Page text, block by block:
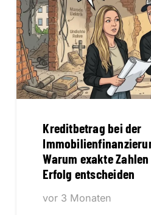
Kreditbetrag bei der
Warum exakte
Erfolg entscheiden
vor 3 Monaten